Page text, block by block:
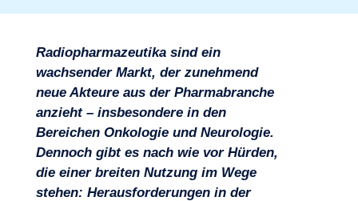
Branchen
Radiopharmazeutika sind ein
wachsender Markt, der zunehmend
neue Akteure aus der Pharmabranche
anzieht – insbesondere in den
Bereichen Onkologie und Neurologie.
Dennoch gibt es nach wie vor Hürden,
die einer breiten Nutzung im Wege
stehen: Herausforderungen in der